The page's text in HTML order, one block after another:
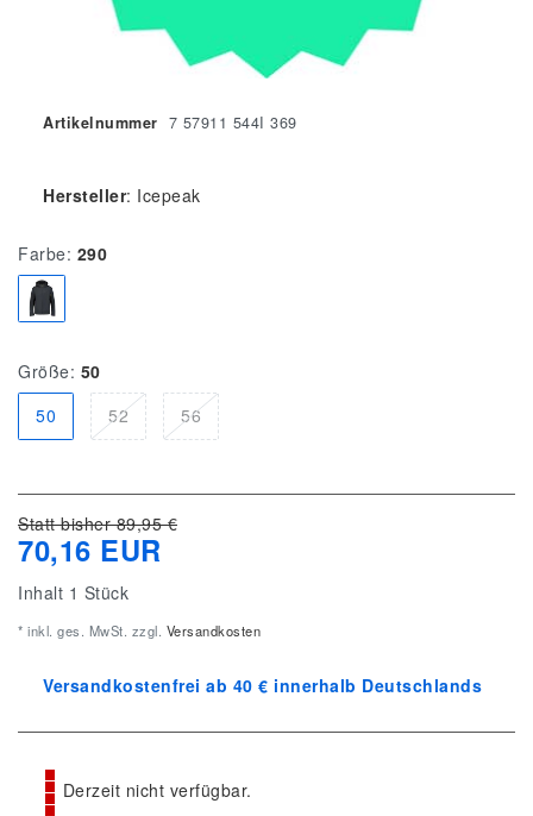
Artikelnummer 7 57911 544I 369
Hersteller: Icepeak
Farbe: 290
Größe: 50
50
52 56
Statt bisher 89,95 €
70,16 EUR
Inhalt 1 Stück
* inkl. ges. MwSt. zzgl. Versandkosten
Versandkostenfrei ab 40 € innerhalb Deutschlands
Derzeit nicht verfügbar.